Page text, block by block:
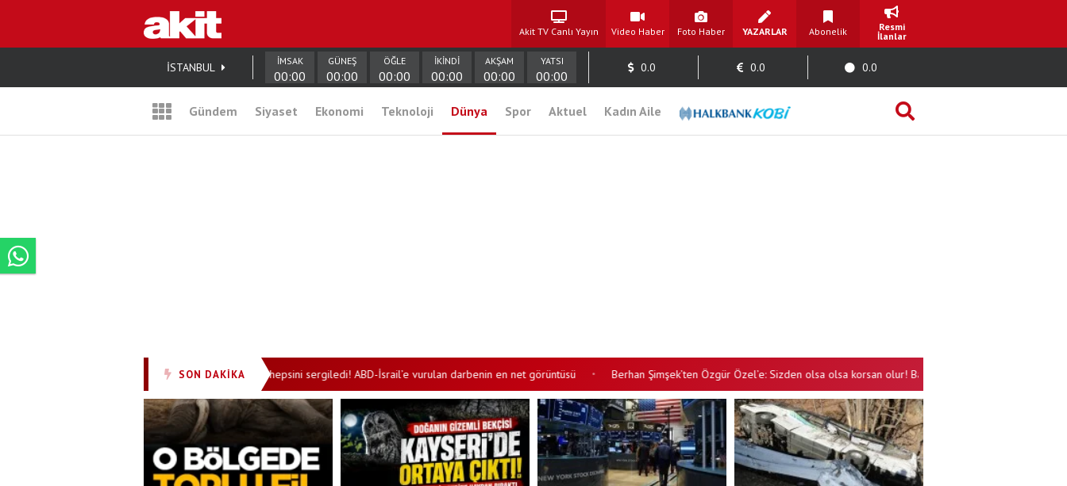
Akit TV Canlı Yayın Video Haber Foto Haber YAZARLAR Abonelik
Resmi
İlanlar
İSTANBUL İMSAK
00:00
GÜNEŞ
00:00
ÖĞLE
00:00
İKİNDİ
00:00
AKŞAM
00:00
YATSI
00:00
0.0 0.0 0.0
Gündem Siyaset Ekonomi Teknoloji Dünya Spor Aktuel Kadın Aile
SON DAKİKA
Ortak hedef kolektif caydırıcılık! • İran hepsini sergiledi! ABD-İsrail’e vurulan darbenin en net görüntüsü • Berhan Şimşek’ten Özgür Özel’e: Sizden olsa olsa korsan olur! Baba dediler, hançerlediler, 'baba ocağı’